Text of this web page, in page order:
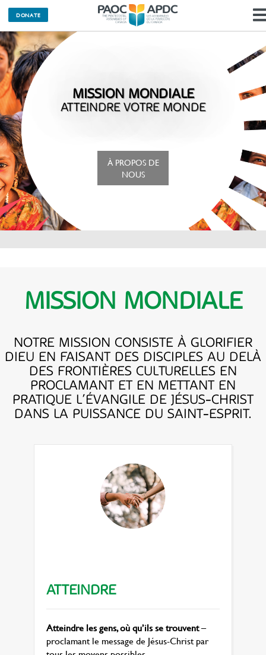
DONATE
MISSION MONDIALE
ATTEINDRE VOTRE MONDE
À PROPOS DE
NOUS
MISSION MONDIALE
NOTRE MISSION CONSISTE À GLORIFIER
DIEU EN FAISANT DES DISCIPLES AU DELÀ
DES FRONTIÈRES CULTURELLES EN
PROCLAMANT ET EN METTANT EN
PRATIQUE L’ÉVANGILE DE JÉSUS-CHRIST
DANS LA PUISSANCE DU SAINT-ESPRIT.
ATTEINDRE
Atteindre les gens, où qu’ils se trouvent–
proclamant le message de Jésus-Christ par